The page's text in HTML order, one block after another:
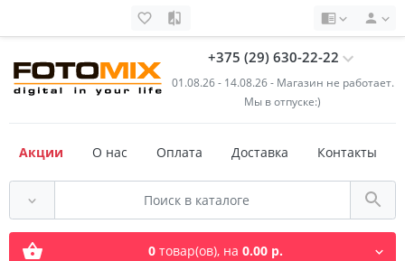
+375 (29) 630-22-22
01.08.26 - 14.08.26 - Магазин не работает.
Мы в отпуске:)
Акции О нас Оплата Доставка Контакты
0товар(ов), на 0.00 р.